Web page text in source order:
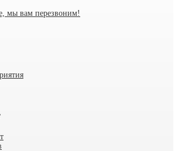
мы вам перезвоним!